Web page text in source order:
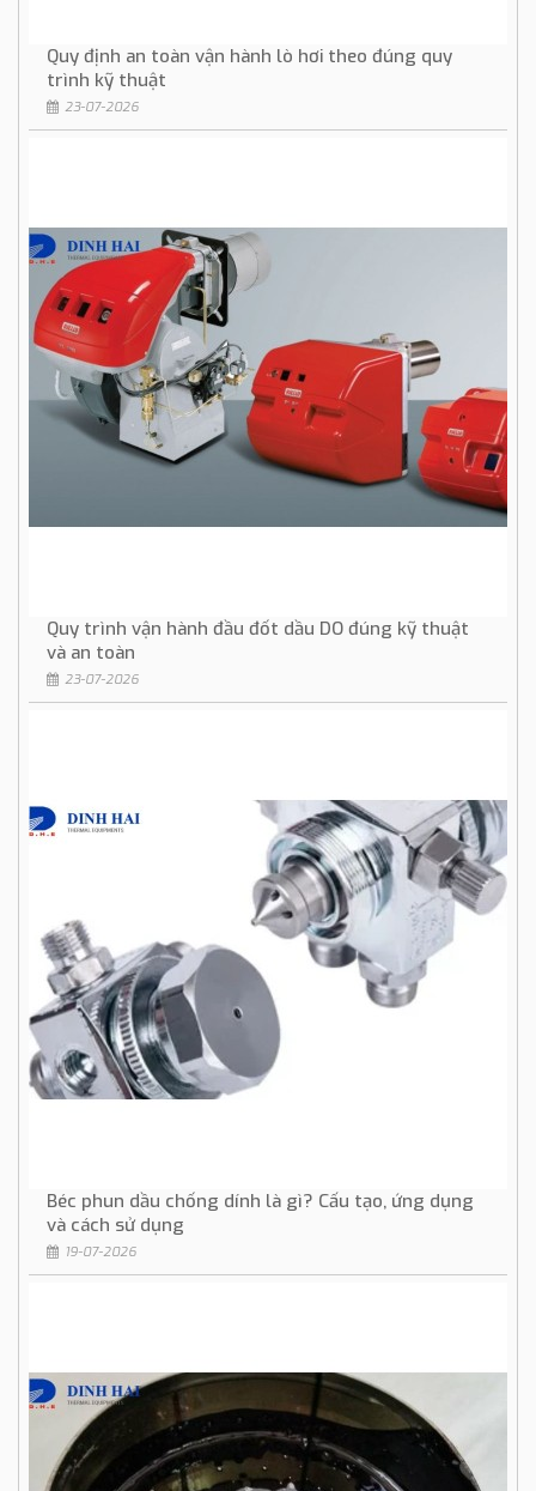
Quy định an toàn vận hành lò hơi theo đúng quy
trình kỹ thuật
23-07-2026
Quy trình vận hành đầu đốt dầu DO đúng kỹ thuật
và an toàn
23-07-2026
Béc phun dầu chống dính là gì? Cấu tạo, ứng dụng
và cách sử dụng
19-07-2026